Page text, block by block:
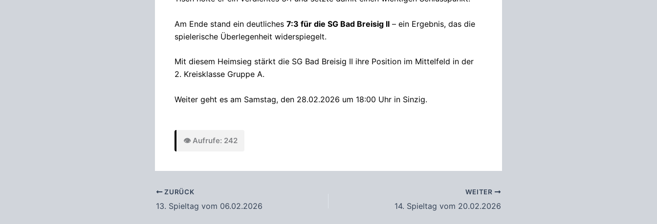
Am Ende stand ein deutliches 7:3 für die SG Bad Breisig II – ein Ergebnis, das die
spielerische Überlegenheit widerspiegelt.
Mit diesem Heimsieg stärkt die SG Bad Breisig II ihre Position im Mittelfeld in der
2. Kreisklasse Gruppe A.
Weiter geht es am Samstag, den 28.02.2026 um 18:00 Uhr in Sinzig.
👁️ Aufrufe: 242
ZURÜCK
13. Spieltag vom 06.02.2026
WEITER
14. Spieltag vom 20.02.2026